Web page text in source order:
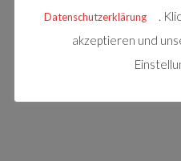
Datenschutzerklärung
.
akzeptieren und